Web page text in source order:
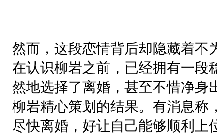
然而，这段恋情背后却隐藏着不
在认识柳岩之前，已经拥有一段
然地选择了离婚，甚至不惜净身
柳岩精心策划的结果。有消息称
尽快离婚，好让自己能够顺利上